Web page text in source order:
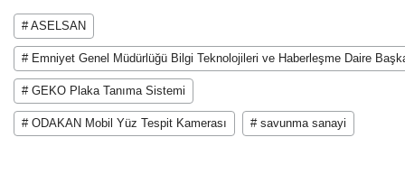
# ASELSAN
# Emniyet Genel Müdürlüğü Bilgi Teknolojileri ve Haberleşme Daire
# GEKO Plaka Tanıma Sistemi
# ODAKAN Mobil Yüz Tespit Kamerası # savunma sanayi